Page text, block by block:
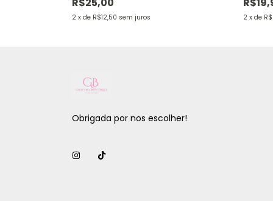
2 x de R$12,50 sem juros 2 x de
Obrigada por nos escolher!